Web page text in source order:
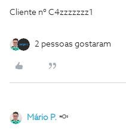
Cliente nº C4zzzzzzz1
2 pessoas gostaram
Mário P.